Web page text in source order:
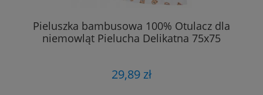
Pieluszka bambusowa 100% Otulacz dla
niemowląt Pielucha Delikatna 75x75
29,89 zł